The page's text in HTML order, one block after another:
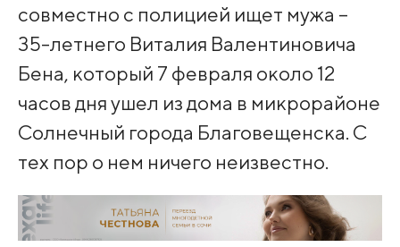
совместно с полицией ищет мужа –
35-летнего Виталия Валентиновича
Бена, который 7 февраля около 12
часов дня ушел из дома в микрорайоне
Солнечный города Благовещенска. С
тех пор о нем ничего неизвестно.